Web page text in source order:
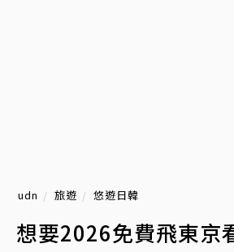
udn 旅遊 悠遊日韓
想要2026免費飛東京